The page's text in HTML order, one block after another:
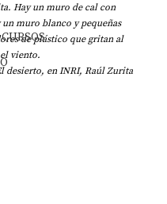
Hay un muro de cal con
muro blanco y pequeñas
de plástico que gritan al
viento.
desierto, en INRI, Raúl Zurita